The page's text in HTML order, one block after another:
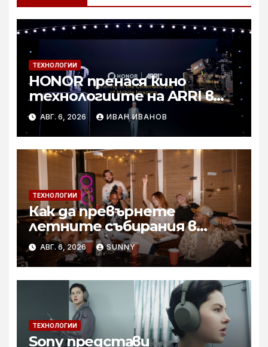
ТЕХНОЛОГИИ
HONOR пренася кино
технологиите на ARRI в
мобилното творчество на
събитието Imaging
Technology Launch
АВГ. 6, 2026 ИВАН ИВАНОВ
ТЕХНОЛОГИИ
Как да превърнете
летните събирания в
купон с караоке система
АВГ. 6, 2026 SUNNY
ТЕХНОЛОГИИ
Sony представи